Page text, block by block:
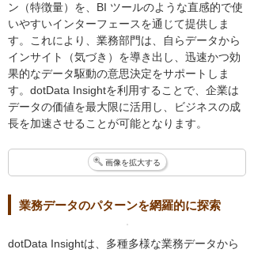
ン（特徴量）を、BI ツールのような直感的で使
いやすいインターフェースを通じて提供しま
す。これにより、業務部門は、自らデータから
インサイト（気づき）を導き出し、迅速かつ効
果的なデータ駆動の意思決定をサポートしま
す。dotData Insightを利用することで、企業は
データの価値を最大限に活用し、ビジネスの成
長を加速させることが可能となります。
画像を拡大する
業務データのパターンを網羅的に探索
dotData Insightは、多種多様な業務データから